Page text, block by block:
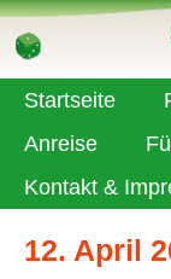
Startseite
Anreise
Kontakt &
12. April